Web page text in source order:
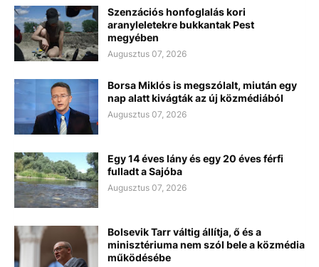
Szenzációs honfoglalás kori
aranyleletekre bukkantak Pest
megyében
Augusztus 07, 2026
Borsa Miklós is megszólalt, miután egy
nap alatt kivágták az új közmédiából
Augusztus 07, 2026
Egy 14 éves lány és egy 20 éves férfi
fulladt a Sajóba
Augusztus 07, 2026
Bolsevik Tarr váltig állítja, ő és a
minisztériuma nem szól bele a közmédia
működésébe